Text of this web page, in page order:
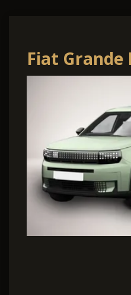
Fiat Grande
CarPlay
DigC Temp